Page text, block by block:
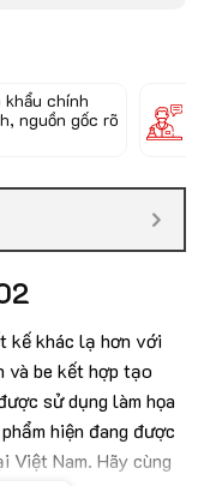
khẩu chính
nguồn gốc rõ
kế khác lạ hơn với
và be kết hợp tạo
sử dụng làm họa
hiện đang được
Việt Nam. Hãy cùng